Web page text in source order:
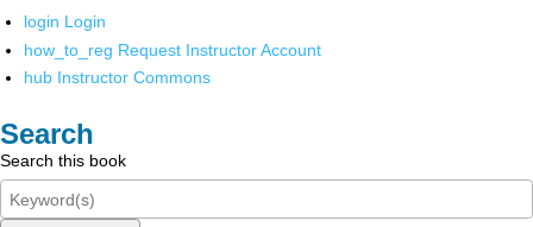
login Login
how_to_reg Request Instructor Account
hub Instructor Commons
Search
Search this book